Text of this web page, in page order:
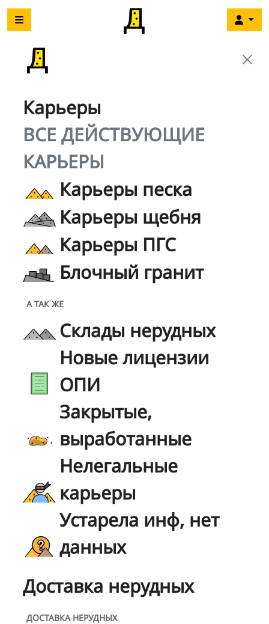
Карьеры
ВСЕ ДЕЙСТВУЮЩИЕ
КАРЬЕРЫ
Карьеры песка
Карьеры щебня
Карьеры ПГС
Блочный гранит
А ТАК ЖЕ
Склады нерудных
Новые лицензии
ОПИ
Закрытые,
выработанные
Нелегальные
карьеры
Устарела инф, нет
данных
Доставка нерудных
ДОСТАВКА НЕРУДНЫХ